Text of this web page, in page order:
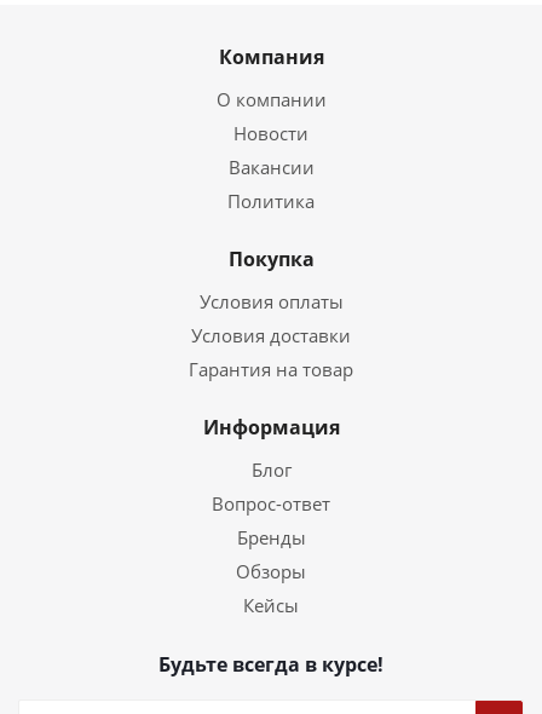
Компания
О компании
Новости
Вакансии
Политика
Покупка
Условия оплаты
Условия доставки
Гарантия на товар
Информация
Блог
Вопрос-ответ
Бренды
Обзоры
Кейсы
Будьте всегда в курсе!